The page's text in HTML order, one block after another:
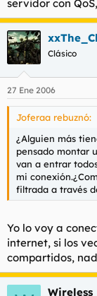
servidor con
Clásico
27 Ene 2006
Joferaa rebuznó:
¿Alguien más
pensado montar
van a entrar
mi
filtrada a través
Yo lo voy a
internet, si los
compartidos,
Wireless